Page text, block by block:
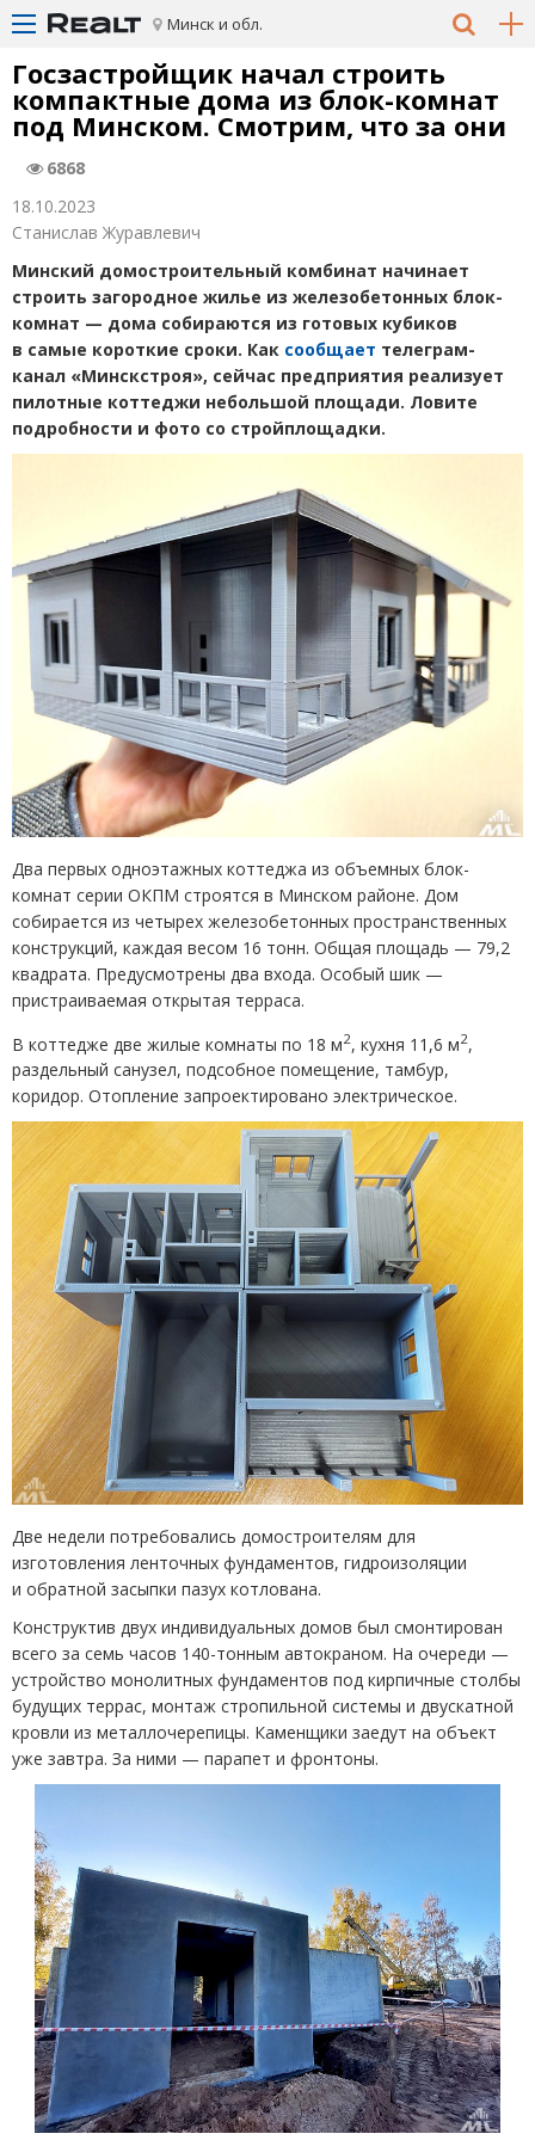
Минск и обл.
Госзастройщик начал строить
компактные дома из блок-комнат
под Минском. Смотрим, что за они
6868
18.10.2023
Станислав Журавлевич
Минский домостроительный комбинат начинает
строить загородное жилье из железобетонных блок-
комнат — дома собираются из готовых кубиков
в самые короткие сроки. Как сообщает телеграм-
канал «Минскстроя», сейчас предприятия реализует
пилотные коттеджи небольшой площади. Ловите
подробности и фото со стройплощадки.
Два первых одноэтажных коттеджа из объемных блок-
комнат серии ОКПМ строятся в Минском районе. Дом
собирается из четырех железобетонных пространственных
конструкций, каждая весом 16 тонн. Общая площадь — 79,2
квадрата. Предусмотрены два входа. Особый шик —
пристраиваемая открытая терраса.
В коттедже две жилые комнаты по 18 м2, кухня 11,6 м2,
раздельный санузел, подсобное помещение, тамбур,
коридор. Отопление запроектировано электрическое.
Две недели потребовались домостроителям для
изготовления ленточных фундаментов, гидроизоляции
и обратной засыпки пазух котлована.
Конструктив двух индивидуальных домов был смонтирован
всего за семь часов 140-тонным автокраном. На очереди —
устройство монолитных фундаментов под кирпичные столбы
будущих террас, монтаж стропильной системы и двускатной
кровли из металлочерепицы. Каменщики заедут на объект
уже завтра. За ними — парапет и фронтоны.